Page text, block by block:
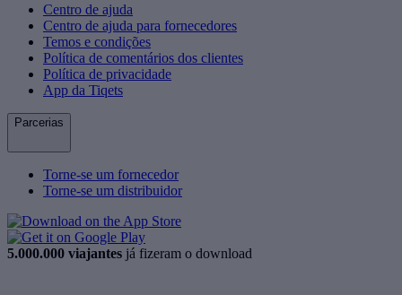
Centro de ajuda
Centro de ajuda para fornecedores
Temos e condições
Política de comentários dos clientes
Política de privacidade
App da Tiqets
Parcerias
Torne-se um fornecedor
Torne-se um distribuidor
5.000.000 viajantes já fizeram o download